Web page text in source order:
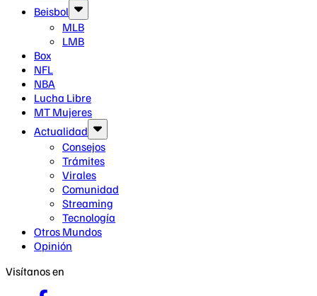
Beisbol
MLB
LMB
Box
NFL
NBA
Lucha Libre
MT Mujeres
Actualidad
Consejos
Trámites
Virales
Comunidad
Streaming
Tecnología
Otros Mundos
Opinión
Visítanos en